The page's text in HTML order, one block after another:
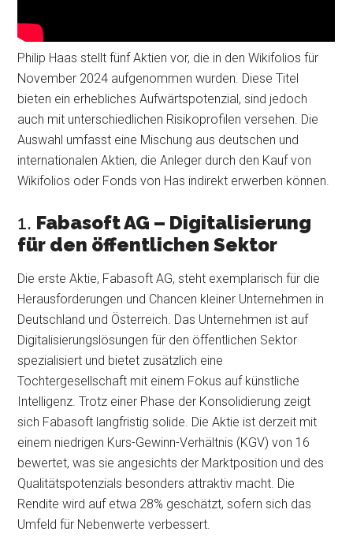
Philip Haas stellt fünf Aktien vor, die in den Wikifolios für
November 2024 aufgenommen wurden. Diese Titel
bieten ein erhebliches Aufwärtspotenzial, sind jedoch
auch mit unterschiedlichen Risikoprofilen versehen. Die
Auswahl umfasst eine Mischung aus deutschen und
internationalen Aktien, die Anleger durch den Kauf von
Wikifolios oder Fonds von Has indirekt erwerben können.
1. Fabasoft AG – Digitalisierung
für den öffentlichen Sektor
Die erste Aktie, Fabasoft AG, steht exemplarisch für die
Herausforderungen und Chancen kleiner Unternehmen in
Deutschland und Österreich. Das Unternehmen ist auf
Digitalisierungslösungen für den öffentlichen Sektor
spezialisiert und bietet zusätzlich eine
Tochtergesellschaft mit einem Fokus auf künstliche
Intelligenz. Trotz einer Phase der Konsolidierung zeigt
sich Fabasoft langfristig solide. Die Aktie ist derzeit mit
einem niedrigen Kurs-Gewinn-Verhältnis (KGV) von 16
bewertet, was sie angesichts der Marktposition und des
Qualitätspotenzials besonders attraktiv macht. Die
Rendite wird auf etwa 28% geschätzt, sofern sich das
Umfeld für Nebenwerte verbessert.